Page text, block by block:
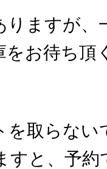
りますが、
をお待ち頂
を取らな
すと、予約